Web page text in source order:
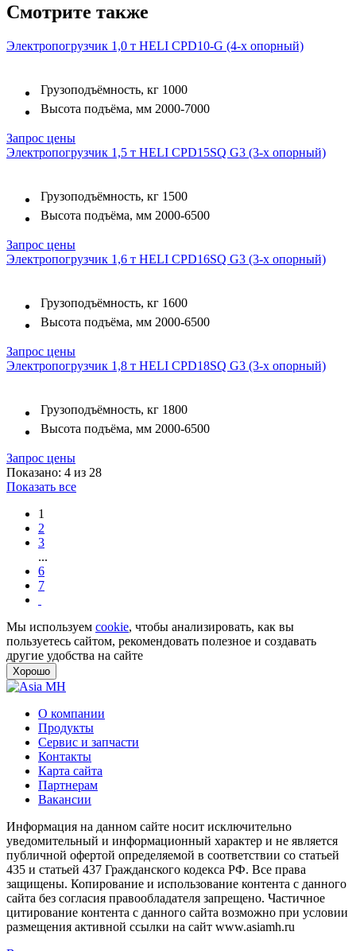
Смотрите также
Электропогрузчик 1,0 т HELI CPD10-G (4-х опорный)
Грузоподъёмность, кг 1000
Высота подъёма, мм 2000-7000
Запрос цены
Электропогрузчик 1,5 т HELI CPD15SQ G3 (3-х опорный)
Грузоподъёмность, кг 1500
Высота подъёма, мм 2000-6500
Запрос цены
Электропогрузчик 1,6 т HELI CPD16SQ G3 (3-х опорный)
Грузоподъёмность, кг 1600
Высота подъёма, мм 2000-6500
Запрос цены
Электропогрузчик 1,8 т HELI CPD18SQ G3 (3-х опорный)
Грузоподъёмность, кг 1800
Высота подъёма, мм 2000-6500
Запрос цены
Показано: 4 из 28
Показать все
1
2
3
...
6
7
Мы используем cookie, чтобы анализировать, как вы
пользуетесь сайтом, рекомендовать полезное и создавать
другие удобства на сайте
Хорошо
О компании
Продукты
Сервис и запчасти
Контакты
Карта сайта
Партнерам
Вакансии
Информация на данном сайте носит исключительно
уведомительный и информационный характер и не является
публичной офертой определяемой в соответствии со статьей
435 и статьей 437 Гражданского кодекса РФ. Все права
защищены. Копирование и использование контента с данного
сайта без согласия правообладателя запрещено. Частичное
цитирование контента с данного сайта возможно при условии
размещения активной ссылки на сайт www.asiamh.ru